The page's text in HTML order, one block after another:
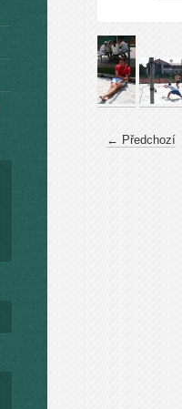
← Předchozí